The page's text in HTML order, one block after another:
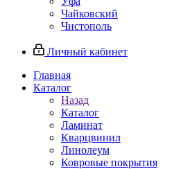
Чайковский
Чистополь
Личный кабинет
Главная
Каталог
Назад
Каталог
Ламинат
Кварцвинил
Линолеум
Ковровые покрытия